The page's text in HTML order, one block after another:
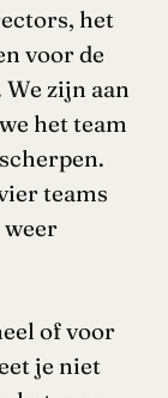
het
voor de
zijn aan
het team
teams
weer
of voor
je niet